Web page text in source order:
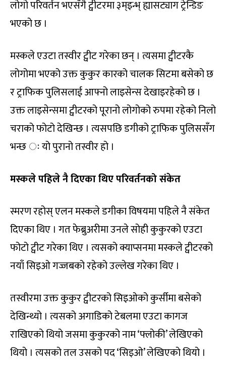
लोगो परिवर्तन भएसँगै ट्वीटरमा ३म्इन्भ् ह्यासट्याग ट्रेन्डिङ
भएको छ ।
मस्कले एउटा तस्वीर ट्वीट गरेका छन् । त्यसमा ट्वीटरकै
लोगोमा भएको उक्त कुकुर कारको चालक सिटमा बसेको छ
र ट्राफिक पुलिसलाई आफ्नो लाइसेन्स देखाइरहेको छ ।
उक्त लाइसेन्समा ट्वीटरको पूरानो लोगोको रुपमा रहेको निलो
चराको फोटो देखिन्छ । त्यसपछि डगीको ट्राफिक पुलिससँग
भन्छ ः यो पुरानो तस्वीर हो ।
मस्कले पहिले नै दिएका थिए परिवर्तनको संकेत
स्मरण रहोस् एलन मस्कले डगीका विषयमा पहिले नै संकेत
दिएका थिए । गत फेब्रुअरीमा उनले सोही कुकुरको एउटा
फोटो ट्वीट गरेका थिए । त्यसको क्याप्सनमा मस्कले ट्वीटरको
नयाँ सिइओ गज्जबको रहेको उल्लेख गरेका थिए ।
तस्वीरमा उक्त कुकुर ट्वीटरको सिइओको कुर्सीमा बसेको
देखिन्थ्यो । त्यसको अगाडिको टेबलमा एउटा कागज
राखिएको थियो जसमा कुकुरको नाम ‘फ्लोकी’ लेखिएको
थियो । त्यसको तल उसको पद ‘सिइओ’ लेखिएको थियो ।